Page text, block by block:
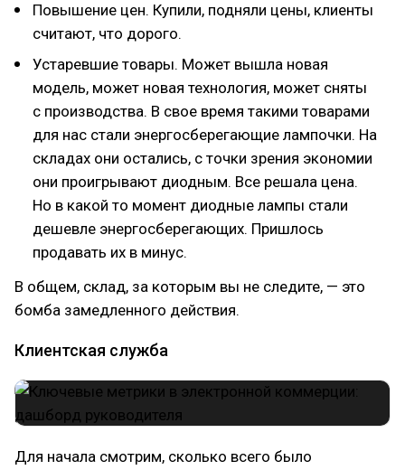
Повышение цен. Купили, подняли цены, клиенты
считают, что дорого.
Устаревшие товары. Может вышла новая
модель, может новая технология, может сняты
с производства. В свое время такими товарами
для нас стали энергосберегающие лампочки. На
складах они остались, с точки зрения экономии
они проигрывают диодным. Все решала цена.
Но в какой то момент диодные лампы стали
дешевле энергосберегающих. Пришлось
продавать их в минус.
В общем, склад, за которым вы не следите, — это
бомба замедленного действия.
Клиентская служба
Для начала смотрим, сколько всего было